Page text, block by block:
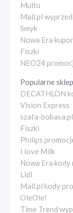
Multu
Mall.pl
Smyk
Nowa Era
Fiszki
NEO24
Popularne
DECATHLON
Vision Express
szafa-
Fiszki
Philips
I love Milk
Nowa Era
Lidl
Mall.pl kody
OleOle!
Time Trend